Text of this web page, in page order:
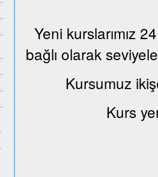
Yeni kurslarımız
bağlı olarak
Kursumuz
Kurs